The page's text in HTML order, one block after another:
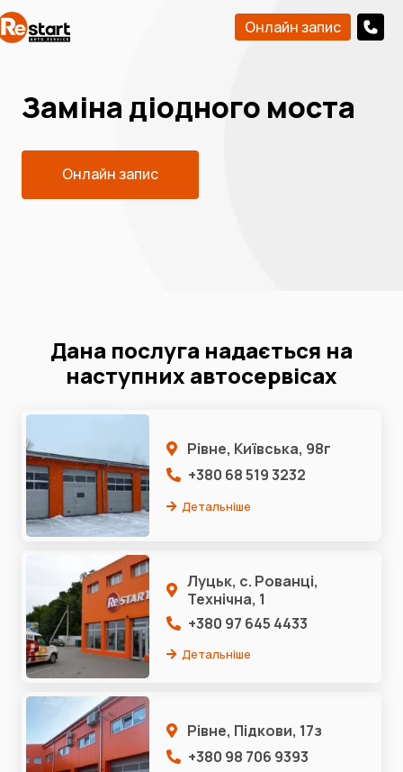
Онлайн запис
Заміна діодного моста
Онлайн запис
Дана послуга надається на
наступних автосервісах
Рівне, Київська, 98г
+380 68 519 3232
Детальніше
Луцьк, с. Рованці,
Технічна, 1
+380 97 645 4433
Детальніше
Рівне, Підкови, 17з
+380 98 706 9393